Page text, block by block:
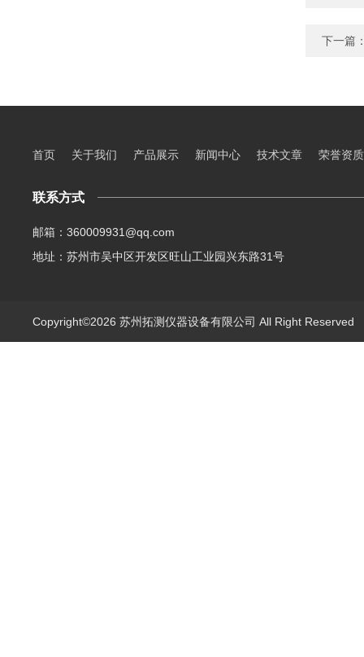
下一篇
首页 关于我们 产品展示 新闻中心 技术文章 荣誉资质
联系方式
邮箱：360009931@qq.com
地址：苏州市吴中区开发区旺山工业园兴东路31号
Copyright©2026 苏州拓测仪器设备有限公司 All Right